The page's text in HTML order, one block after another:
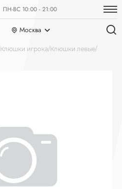
ПН-ВС 10:00 - 21:00
Москва
Клюшки игрока Клюшки левые